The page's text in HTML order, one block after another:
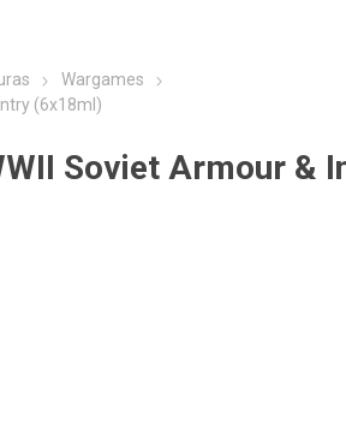
Wargames
(6x18ml)
Soviet Armour &